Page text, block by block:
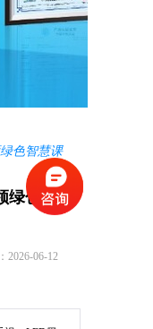
色智慧课
绿色智慧
2026-06-12